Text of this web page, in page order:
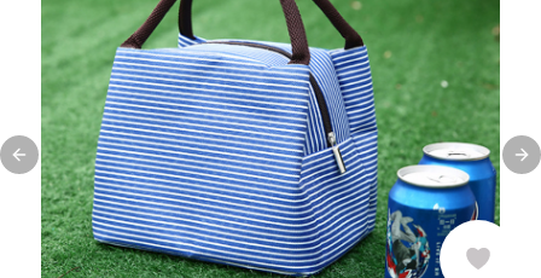
Previous slide